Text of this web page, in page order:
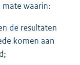
mate waarin:
de resultaten
komen aan